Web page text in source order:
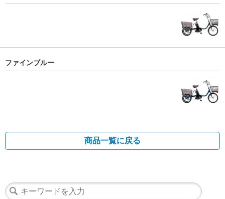
ファインブルー
商品一覧に戻る